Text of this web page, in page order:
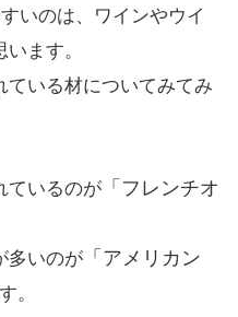
いのは、ワインやウイ
ます。
ている材についてみてみ
ているのが「フレンチオ
多いのが「アメリカン
。